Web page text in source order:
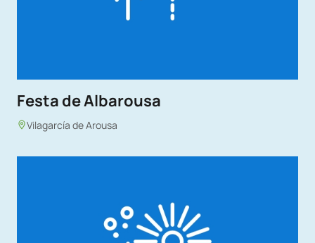
Festa de Albarousa
Vilagarcía de Arousa